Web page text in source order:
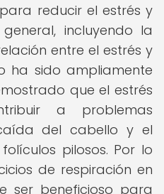
reducir el estrés y
incluyendo la
entre el estrés y
ha sido ampliamente
que el estrés
a problemas
del cabello y el
pilosos. Por lo
de respiración en
ser beneficioso para